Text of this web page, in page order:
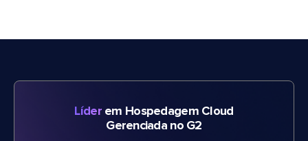
Líderem Hospedagem Cloud
Gerenciada no G2